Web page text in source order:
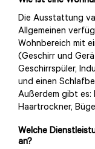
Die Ausstattung
Allgemeinen
Wohnbereich mit
(Geschirr und
Geschirrspüler,
und einen
Außerdem gibt es:
Haartrockner,
Welche
an?